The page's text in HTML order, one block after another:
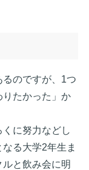
のですが、1つ
りたかった」か
に努力などし
る大学2年生ま
と飲み会に明